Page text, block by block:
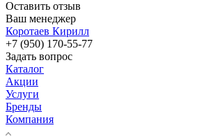
Оставить отзыв
Ваш менеджер
Коротаев Кирилл
+7 (950) 170-55-77
Задать вопрос
Каталог
Акции
Услуги
Бренды
Компания